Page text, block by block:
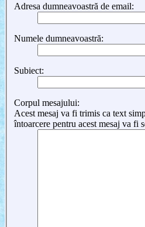
Adresa dumneavoastră de email:
Numele dumneavoastră:
Subiect:
Corpul mesajului:
Acest mesaj va fi trimis ca text
întoarcere pentru acest mesaj va fi